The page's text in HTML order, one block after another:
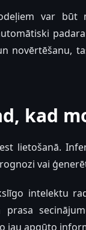
var
novērtēšanu,
kad
lietošanā.
vai
intelektu
jau apgūto